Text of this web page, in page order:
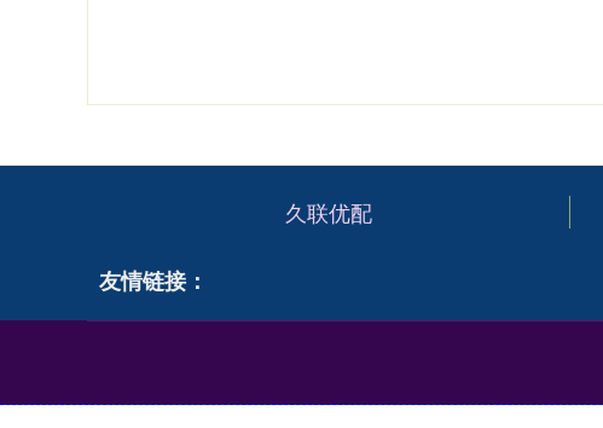
久联优配
友情链接：